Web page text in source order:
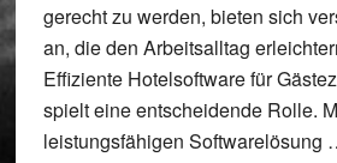
gerecht zu werden, bieten sich
an, die den Arbeitsalltag
Effiziente Hotelsoftware für
spielt eine entscheidende Rolle.
leistungsfähigen Softwarelösung